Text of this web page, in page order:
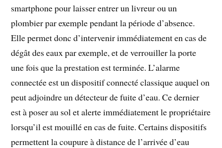
smartphone pour laisser entrer un livreur ou un
plombier par exemple pendant la période d’absence.
Elle permet donc d’intervenir immédiatement en cas de
dégât des eaux par exemple, et de verrouiller la porte
une fois que la prestation est terminée. L’alarme
connectée est un dispositif connecté classique auquel on
peut adjoindre un détecteur de fuite d’eau. Ce dernier
est à poser au sol et alerte immédiatement le propriétaire
lorsqu’il est mouillé en cas de fuite. Certains dispositifs
permettent la coupure à distance de l’arrivée d’eau